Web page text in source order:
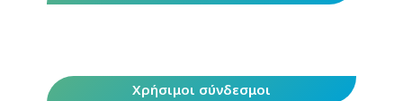
Χρήσιμοι σύνδεσμοι